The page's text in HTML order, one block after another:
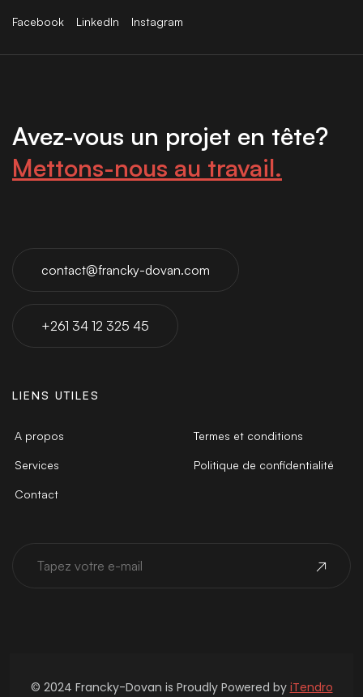
Facebook LinkedIn Instagram
Avez-vous un projet en tête?
Mettons-nous au travail.
contact@francky-dovan.com
+261 34 12 325 45
LIENS UTILES
A propos
Services
Contact
Termes et conditions
Politique de confidentialité
© 2024 Francky-Dovan is Proudly Powered by iTendro